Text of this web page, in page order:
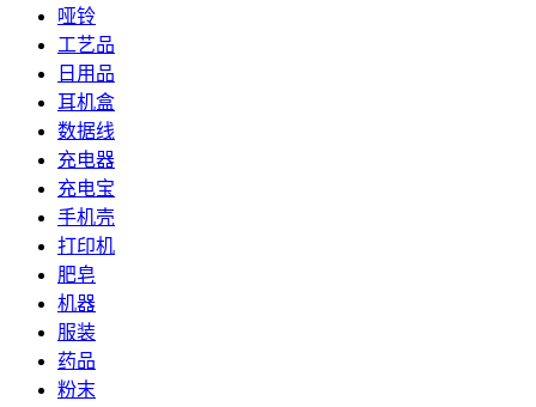
哑铃
工艺品
日用品
耳机盒
数据线
充电器
充电宝
手机壳
打印机
肥皂
机器
服装
药品
粉末